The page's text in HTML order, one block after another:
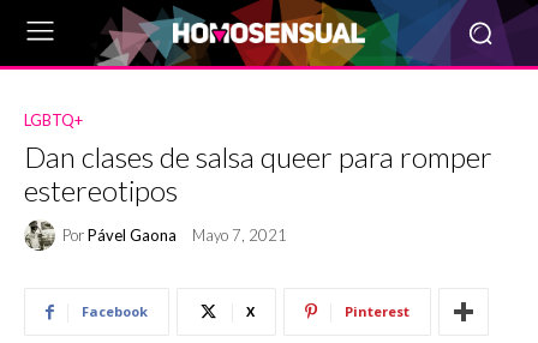
LGBTQ+
Dan clases de salsa queer para romper
estereotipos
PorPável Gaona Mayo 7, 2021
Facebook X Pinterest